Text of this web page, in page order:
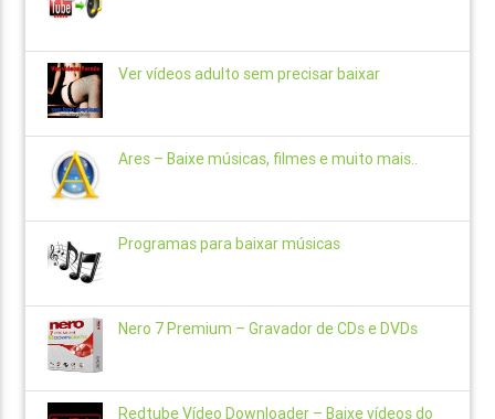
Ver vídeos adulto sem precisar baixar
Ares – Baixe músicas, filmes e muito mais..
Programas para baixar músicas
Nero 7 Premium – Gravador de CDs e DVDs
Redtube Vídeo Downloader – Baixe vídeos do